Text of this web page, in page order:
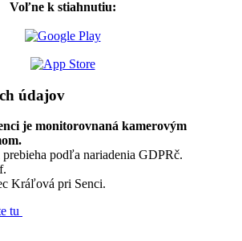
Voľne k stiahnutiu:
údajov
je monitorovnaná kamerovým
prebieha podľa nariadenia GDPRč.
Kráľová pri Senci.
tu